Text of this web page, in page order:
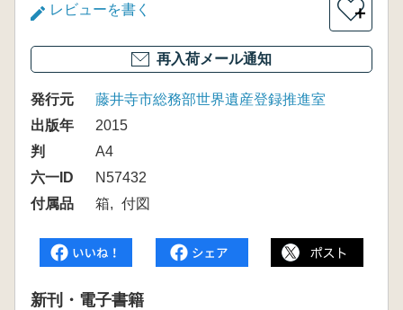
レビューを書く ＋
再入荷メール通知
発行元
藤井寺市総務部世界遺産登録推進室
出版年
2015
判
A4
六一ID
N57432
付属品
箱 付図
新刊・電子書籍